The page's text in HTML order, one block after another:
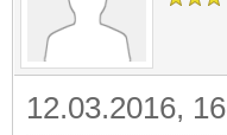
12.03.2016,